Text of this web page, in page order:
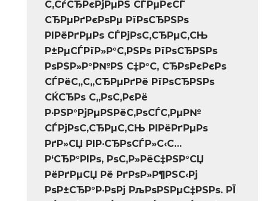
С‚СѓСЂРєРјРµРЅ СЃРµРєСЃ
СЂРµРґРєРѕРµ РїРѕСЂРЅРѕ
РІРёРґРµРѕ СЃРјРѕС‚СЂРµС‚СЊ
Р±РµСЃРїР»Р°С‚РЅРѕ РїРѕСЂРЅРѕ
РѕРЅР»Р°Р№РЅ С‡Р°С‚ СЂРѕРєРєРѕ
СЃРёС„С„СЂРµРґРё РїРѕСЂРЅРѕ
СЌСЂРѕ С„РѕС‚РєРё
Р·РЅР°РјРµРЅРёС‚РѕСЃС‚РµР№
СЃРјРѕС‚СЂРµС‚СЊ РІРёРґРµРѕ
РґР»СЏ РІР·СЂРѕСЃР»С‹С…
Р‘СЂР°РІРѕ, РѕС‚Р»РёС‡РЅР°СЏ
РёРґРµСЏ Рё РґРѕР»Р¶РЅС‹Рј
РѕР±СЂР°Р·РѕРј РљРѕРЅРµС‡РЅРѕ. РЇ